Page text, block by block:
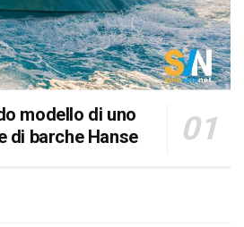
modello di uno
di barche Hanse